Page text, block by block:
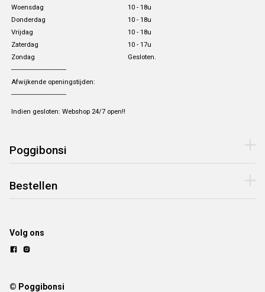
Woensdag
10 - 18u
Donderdag
10 - 18u
Vrijdag
10 - 18u
Zaterdag
10 - 17u
Zondag
Gesloten.
-------------------------------
Afwijkende openingstijden:
-------------------------------
Indien gesloten: Webshop 24/7 open!!
Poggibonsi
Bestellen
Volg ons
© Poggibonsi